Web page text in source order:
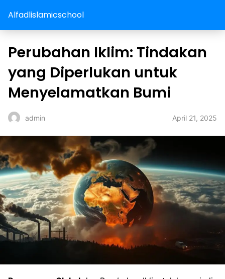
Alfadlislamicschool
Perubahan Iklim: Tindakan
yang Diperlukan untuk
Menyelamatkan Bumi
admin April 21, 2025